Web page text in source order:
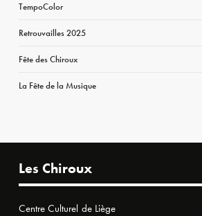
TempoColor
Retrouvailles 2025
Fête des Chiroux
La Fête de la Musique
Les Chiroux
Centre Culturel de Liège